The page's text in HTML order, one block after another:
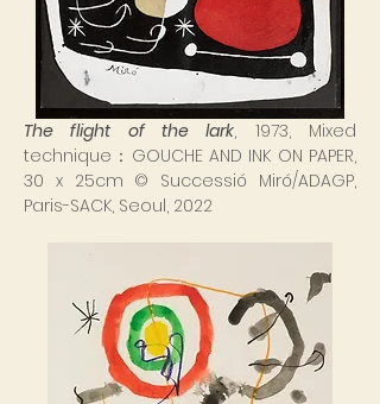
The flight of the lark, 1973, Mixed
technique：GOUCHE AND INK ON PAPER,
30 x 25cm © Successió Miró/ADAGP,
Paris-SACK, Seoul, 2022